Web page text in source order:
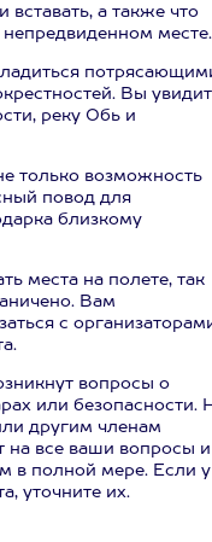
вставать, а также что
месте.
Вы
реку Обь и
только возможность
повод для
близкому
места на полете, так
Вам
с
вопросы о
или безопасности.
другим членам
на все ваши вопросы и
в полной мере. Если у
уточните их.